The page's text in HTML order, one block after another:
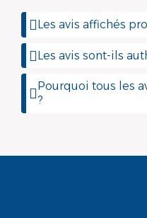
Les avis affichés
Les avis sont-ils
Pourquoi tous les
?